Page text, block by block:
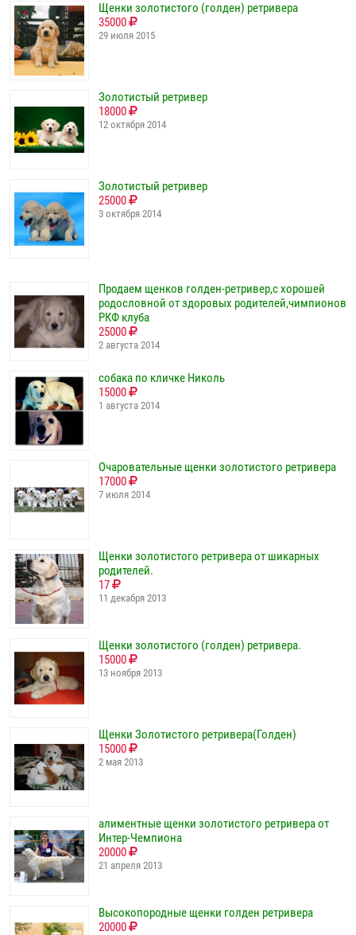
Щенки золотистого (голден) ретривера
35000
29 июля 2015
Золотистый ретривер
18000
12 октября 2014
Золотистый ретривер
25000
3 октября 2014
Продаем щенков голден-ретривер,с хорошей
родословной от здоровых родителей,чимпионов
РКФ клуба
25000
2 августа 2014
собака по кличке Николь
15000
1 августа 2014
Очаровательные щенки золотистого ретривера
17000
7 июля 2014
Щенки золотистого ретривера от шикарных
родителей.
17
11 декабря 2013
Щенки золотистого (голден) ретривера.
15000
13 ноября 2013
Щенки Золотистого ретривера(Голден)
15000
2 мая 2013
алиментные щенки золотистого ретривера от
Интер-Чемпиона
20000
21 апреля 2013
Высокопородные щенки голден ретривера
20000